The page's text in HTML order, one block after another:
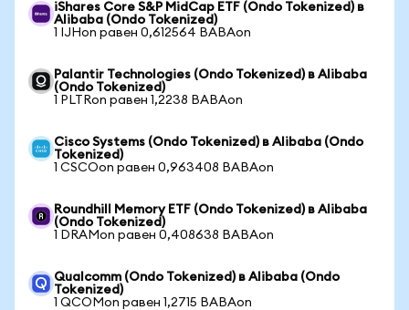
iShares Core S&P MidCap ETF (Ondo Tokenized) в
Alibaba (Ondo Tokenized)
1 IJHon равен 0,612564 BABAon
Palantir Technologies (Ondo Tokenized) в Alibaba
(Ondo Tokenized)
1 PLTRon равен 1,2238 BABAon
Cisco Systems (Ondo Tokenized) в Alibaba (Ondo
Tokenized)
1 CSCOon равен 0,963408 BABAon
Roundhill Memory ETF (Ondo Tokenized) в Alibaba
(Ondo Tokenized)
1 DRAMon равен 0,408638 BABAon
Qualcomm (Ondo Tokenized) в Alibaba (Ondo
Tokenized)
1 QCOMon равен 1,2715 BABAon